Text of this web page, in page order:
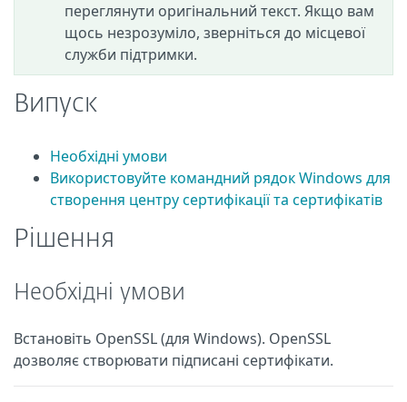
переглянути оригінальний текст. Якщо вам
щось незрозуміло, зверніться до місцевої
служби підтримки.
Випуск
Необхідні умови
Використовуйте командний рядок Windows для
створення центру сертифікації та сертифікатів
Рішення
Необхідні умови
Встановіть OpenSSL (для Windows). OpenSSL
дозволяє створювати підписані сертифікати.